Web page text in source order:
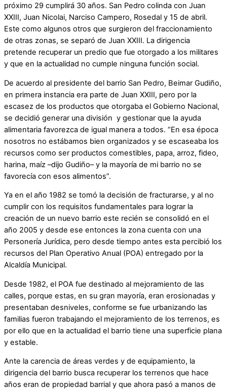
próximo 29 cumplirá 30 años. San Pedro colinda con Juan
XXIII, Juan Nicolai, Narciso Campero, Rosedal y 15 de abril.
Este como algunos otros que surgieron del fraccionamiento
de otras zonas, se separó de Juan XXIII. La dirigencia
pretende recuperar un predio que fue otorgado a los militares
y que en la actualidad no cumple ninguna función social.
De acuerdo al presidente del barrio San Pedro, Beimar Gudiño,
en primera instancia era parte de Juan XXIII, pero por la
escasez de los productos que otorgaba el Gobierno Nacional,
se decidió generar una división y gestionar que la ayuda
alimentaria favorezca de igual manera a todos. “En esa época
nosotros no estábamos bien organizados y se escaseaba los
recursos como ser productos comestibles, papa, arroz, fideo,
harina, maíz ­­–dijo Gudiño– y la mayoría de mi barrio no se
favorecía con esos alimentos”.
Ya en el año 1982 se tomó la decisión de fracturarse, y al no
cumplir con los requisitos fundamentales para lograr la
creación de un nuevo barrio este recién se consolidó en el
año 2005 y desde ese entonces la zona cuenta con una
Personería Jurídica, pero desde tiempo antes esta percibió los
recursos del Plan Operativo Anual (POA) entregado por la
Alcaldía Municipal.
Desde 1982, el POA fue destinado al mejoramiento de las
calles, porque estas, en su gran mayoría, eran erosionadas y
presentaban desniveles, conforme se fue urbanizando las
familias fueron trabajando el mejoramiento de los terrenos, es
por ello que en la actualidad el barrio tiene una superficie plana
y estable.
Ante la carencia de áreas verdes y de equipamiento, la
dirigencia del barrio busca recuperar los terrenos que hace
años eran de propiedad barrial y que ahora pasó a manos de